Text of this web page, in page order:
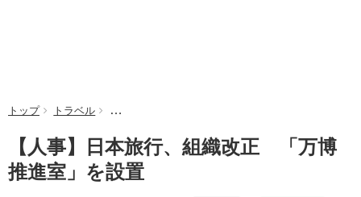
トップ トラベル 【人事】日本旅行、組織改正 「万博推進室」を設置
【人事】日本旅行、組織改正 「万博
推進室」を設置